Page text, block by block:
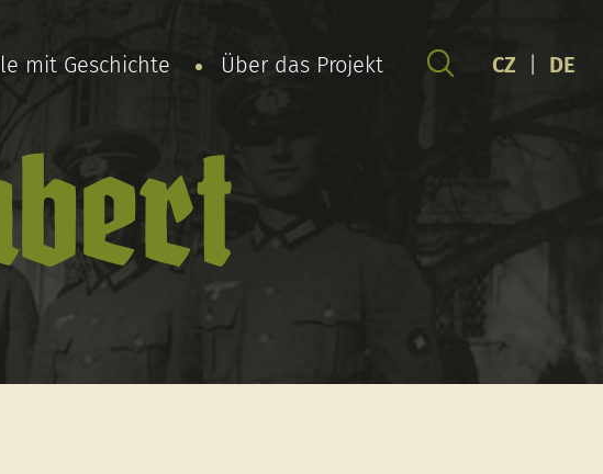
mit Geschichte Über das Projekt CZ DE